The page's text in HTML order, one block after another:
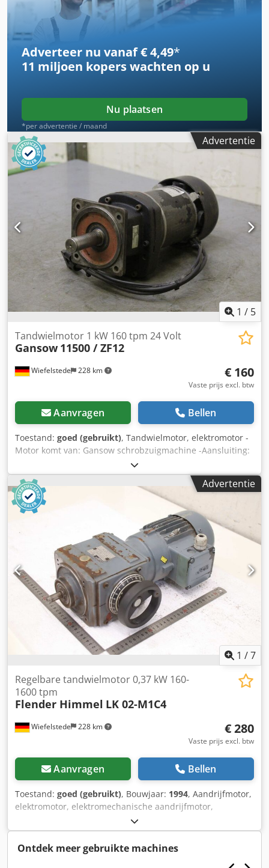
Adverteer nu vanaf € 4,49*
11 miljoen koperswachten op u
Nu plaatsen
*per advertentie / maand
Advertentie
1 / 5
Wiefelstede 228 km
Tandwielmotor 1 kW 160 tpm 24 Volt
Gansow 11500 / ZF12
€ 160
Vaste prijs excl. btw
Aanvragen Bellen
Toestand: goed (gebruikt), Tandwielmotor, elektromotor -
Motor komt van: Gansow schrobzuigmachine -Aansluiting:
24 volt -Snelheid: 160 tpm Dedpodv H E Iefx Ai Hjwa -
Vermogen: 1 kW -Schachtdiameter: Ø 25 mm -Nummer: 8
beschikbaar -Prijs: per stuk -Afmetingen: 390/140/H160
mm -Gewicht: 13 kg
Advertentie
1 /7
Wiefelstede 228 km
Regelbare tandwielmotor 0,37 kW 160-
1600 tpm
Flender Himmel LK 02-M1C4
€ 280
Vaste prijs excl. btw
Aanvragen Bellen
Toestand: goed (gebruikt), Bouwjaar: 1994, Aandrijfmotor,
elektromotor, elektromechanische aandrijfmotor,
regelbare aandrijfmotor, verstelbare aandrijfmotor -
Fabrikant: Flender Himmel, regelbare aandrijfmotor -Type:
LK 02-M1C4 -Toerental: 160-1600 t/min -Vermogen: 0,37 kW
Dwjdpfx Aieyz R Uhe Hsa -Beschermingsklasse: IP54 -As: Ø
Ontdek meer gebruikte machines